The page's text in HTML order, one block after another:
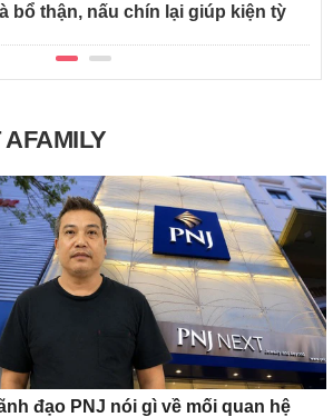
bổ thận, nấu chín lại giúp kiện tỳ
đạo PNJ nói gì về mối quan hệ